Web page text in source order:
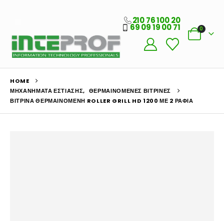
210 76 100 20
69 09 19 00 71 0
HOME
ΜΗΧΑΝΉΜΑΤΑ ΕΣΤΊΑΣΗΣ, ΘΕΡΜΑΙΝΌΜΕΝΕΣ ΒΙΤΡΊΝΕΣ
ΒΙΤΡΊΝΑ ΘΕΡΜΑΙΝΌΜΕΝΗ ROLLER GRILL HD 1200 ΜΕ 2 ΡΆΦΙΑ